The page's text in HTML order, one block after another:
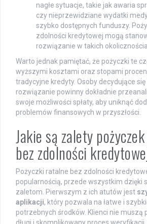
nagłe sytuacje, takie jak awaria
czy nieprzewidziane wydatki
szybko dostępnych funduszy.
zdolności kredytowej mogą
rozwiązanie w takich
Warto jednak pamiętać, że pożyczki te
wyższymi kosztami oraz stopami
tradycyjne kredyty. Osoby decydujące
rozwiązanie powinny dokładnie
swoje możliwości spłaty, aby uniknąć
problemów finansowych w przyszłości.
Jakie są zalety
bez zdolności
Pożyczki ratalne bez zdolności
popularnością, przede wszystkim dzięki
zaletom. Pierwszym z ich atutów jest
aplikacji, który pozwala na łatwe i
potrzebnych środków. Klienci nie muszą
długi i skomplikowany proces